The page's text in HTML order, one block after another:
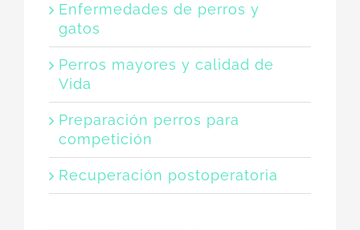
Enfermedades de perros y
gatos
Perros mayores y calidad de
Vida
Preparación perros para
competición
Recuperación postoperatoria